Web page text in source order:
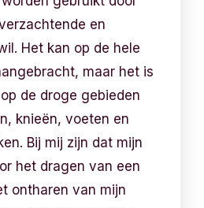
en
Het kan op de hele
maar het is
de droge gebieden
knieën, voeten en
Bij mij zijn dat mijn
het dragen van een
ontharen van mijn